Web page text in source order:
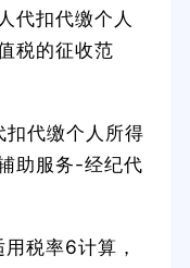
代扣代缴个人
税的征收范
代缴个人所得
助服务-经纪代
税率6计算，